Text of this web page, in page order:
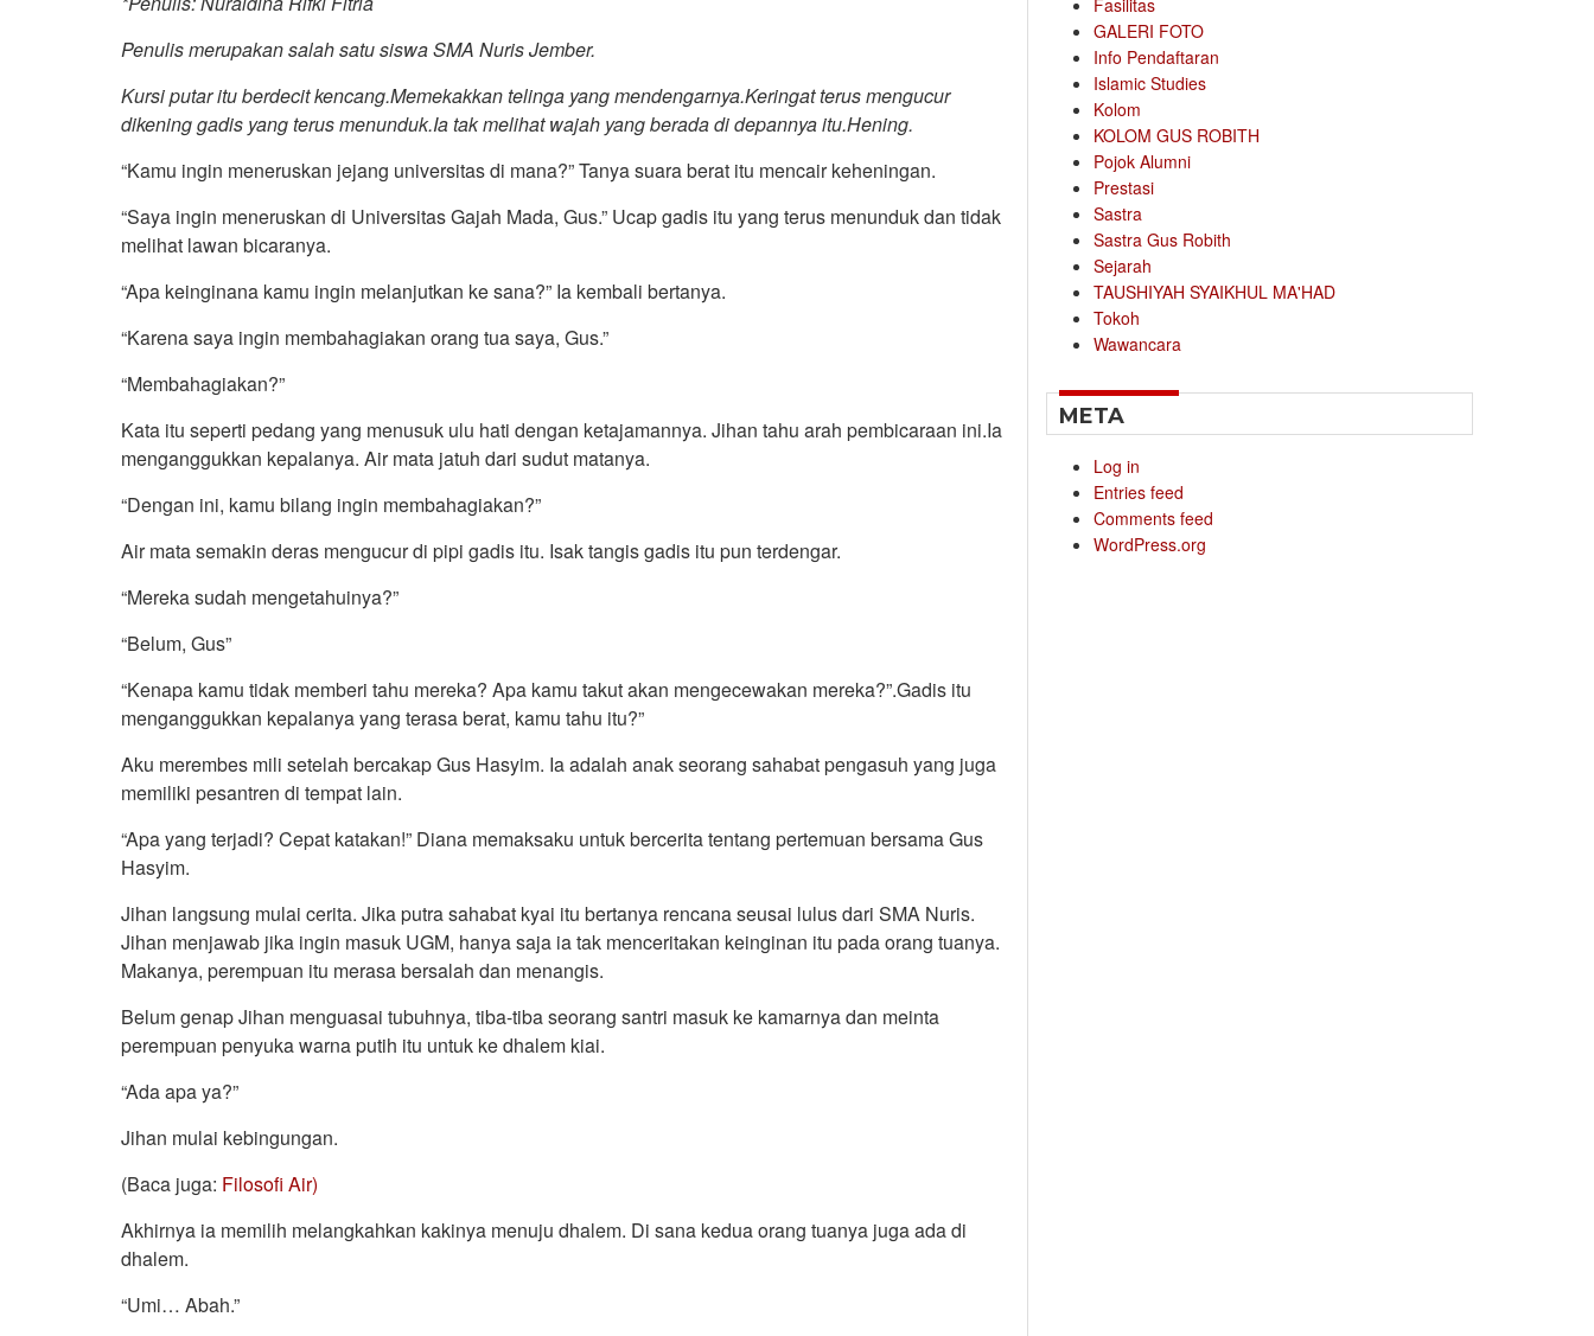
Penulis merupakan salah satu siswa SMA Nuris Jember.
Kursi putar itu berdecit kencang.Memekakkan telinga yang mendengarnya.Keringat terus mengucur
dikening gadis yang terus menunduk.Ia tak melihat wajah yang berada di depannya itu.Hening.
“Kamu ingin meneruskan jejang universitas di mana?” Tanya suara berat itu mencair keheningan.
“Saya ingin meneruskan di Universitas Gajah Mada, Gus.” Ucap gadis itu yang terus menunduk dan tidak
melihat lawan bicaranya.
“Apa keinginana kamu ingin melanjutkan ke sana?” Ia kembali bertanya.
“Karena saya ingin membahagiakan orang tua saya, Gus.”
“Membahagiakan?”
Kata itu seperti pedang yang menusuk ulu hati dengan ketajamannya. Jihan tahu arah pembicaraan ini.Ia
menganggukkan kepalanya. Air mata jatuh dari sudut matanya.
“Dengan ini, kamu bilang ingin membahagiakan?”
Air mata semakin deras mengucur di pipi gadis itu. Isak tangis gadis itu pun terdengar.
“Mereka sudah mengetahuinya?”
“Belum, Gus”
“Kenapa kamu tidak memberi tahu mereka? Apa kamu takut akan mengecewakan mereka?”.Gadis itu
menganggukkan kepalanya yang terasa berat, kamu tahu itu?”
Aku merembes mili setelah bercakap Gus Hasyim. Ia adalah anak seorang sahabat pengasuh yang juga
memiliki pesantren di tempat lain.
“Apa yang terjadi? Cepat katakan!” Diana memaksaku untuk bercerita tentang pertemuan bersama Gus
Hasyim.
Jihan langsung mulai cerita. Jika putra sahabat kyai itu bertanya rencana seusai lulus dari SMA Nuris.
Jihan menjawab jika ingin masuk UGM, hanya saja ia tak menceritakan keinginan itu pada orang tuanya.
Makanya, perempuan itu merasa bersalah dan menangis.
Belum genap Jihan menguasai tubuhnya, tiba-tiba seorang santri masuk ke kamarnya dan meinta
perempuan penyuka warna putih itu untuk ke dhalem kiai.
“Ada apa ya?”
Jihan mulai kebingungan.
(Baca juga: Filosofi Air)
Akhirnya ia memilih melangkahkan kakinya menuju dhalem. Di sana kedua orang tuanya juga ada di
dhalem.
“Umi… Abah.”
Fasilitas
GALERI FOTO
Info Pendaftaran
Islamic Studies
Kolom
KOLOM GUS ROBITH
Pojok Alumni
Prestasi
Sastra
Sastra Gus Robith
Sejarah
TAUSHIYAH SYAIKHUL MA'HAD
Tokoh
Wawancara
META
Log in
Entries feed
Comments feed
WordPress.org